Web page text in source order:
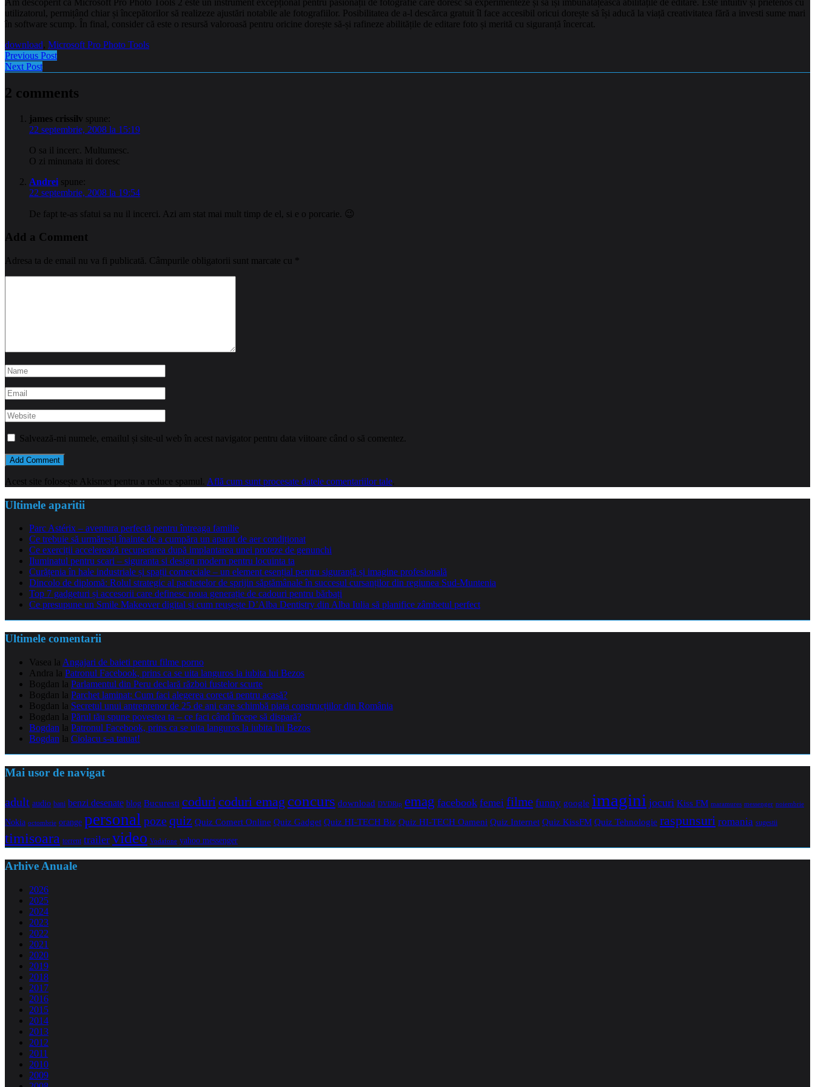
utilizatorul, permițând chiar și începătorilor să realizeze ajustări notabile ale fotografiilor. Posibilitatea de a-l descărca gratuit îl face accesibil oricui dorește să își aducă la viață creativitatea fără a investi sume mari
în software scump. În final, consider că este o resursă valoroasă pentru oricine dorește să-și rafineze abilitățile de editare foto și merită cu siguranță încercat.
download, Microsoft Pro Photo Tools
Previous Post
Next Post
2 comments
james crissilv spune:
22 septembrie, 2008 la 15:19
O sa il incerc. Multumesc.
O zi minunata iti doresc
Andrei spune:
22 septembrie, 2008 la 19:54
De fapt te-as sfatui sa nu il incerci. Azi am stat mai mult timp de el, si e o porcarie. 😉
Add a Comment
Adresa ta de email nu va fi publicată. Câmpurile obligatorii sunt marcate cu
Salvează-mi numele, emailul și site-ul web în acest navigator pentru data viitoare când o să comentez.
Acest site folosește Akismet pentru a reduce spamul. Află cum sunt procesate datele comentariilor tale
Ultimele aparitii
Parc Astérix – aventura perfectă pentru întreaga familie
Ce trebuie să urmărești înainte de a cumpăra un aparat de aer condiționat
Ce exerciții accelerează recuperarea după implantarea unei proteze de genunchi
Iluminatul pentru scari – siguranta si design modern pentru locuinta ta
Curățenia în hale industriale și spații comerciale – un element esențial pentru siguranță și imagine profesională
Dincolo de diplomă: Rolul strategic al pachetelor de sprijin săptămânale în succesul cursanților din regiunea Sud-Muntenia
Top 7 gadgeturi și accesorii care definesc noua generație de cadouri pentru bărbați
Ce presupune un Smile Makeover digital și cum reușește D’Alba Dentistry din Alba Iulia să planifice zâmbetul perfect
Ultimele comentarii
Vasea la Angajari de baieti pentru filme porno
Andra la Patronul Facebook, prins ca se uita languros la iubita lui Bezos
Bogdan la Parlamentul din Peru declară război fustelor scurte
Bogdan la Parchet laminat: Cum faci alegerea corectă pentru acasă?
Bogdan la Secretul unui antreprenor de 25 de ani care schimbă piața construcțiilor din România
Bogdan la Părul tău spune povestea ta – ce faci când începe să dispară?
Bogdan la Patronul Facebook, prins ca se uita languros la iubita lui Bezos
Bogdan la Ciolacu s-a tatuat!
Mai usor de navigat
adult audio bani benzi desenate blog Bucuresti coduricoduri emag concurs download DVDRip emag facebook femei filme funny google imagini jocuri Kiss FM maramures messenger noiembrie
Nokia octombrie orange personal pozequiz Quiz Comert Online Quiz Gadget Quiz HI-TECH Biz Quiz HI-TECH Oameni Quiz Internet Quiz KissFM Quiz Tehnologie raspunsuri romania sugestii
timisoara torrent trailer video Vodafone yahoo messenger
Arhive Anuale
2026
2025
2024
2023
2022
2021
2020
2019
2018
2017
2016
2015
2014
2013
2012
2011
2010
2009